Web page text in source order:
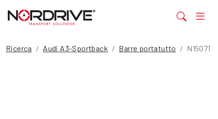
Ricerca Audi A3-Sportback Barre portatutto N15071